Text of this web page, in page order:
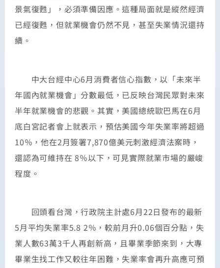
景氣復甦」，必須準備因應。這種局面就是縱然經濟
已經復甦，但就業機會仍然不見，甚至失業情況還持
續。
中大台經中心6月消費者信心指數，以「未來半
年國內就業機會」分數最低，已反映台灣民眾對未來
半年就業機會的悲觀。其實，美國總統歐巴馬在6月
底白宮記者會上就表示，預估美國今年失業率將超過
10％，他在2月簽署7,870億美元刺激經濟法案時，
還認為可維持在 8％以下，可見實際就業市場的嚴峻
程度。
回頭看台灣，行政院主計處6月22日發布的最新
5月平均失業率5.8 2％，較前月升0.06個百分點，失
業人數63萬3千人再創新高，且畢業季節來到，大專
畢業生找工作又較往年困難，失業率會再升高應可預